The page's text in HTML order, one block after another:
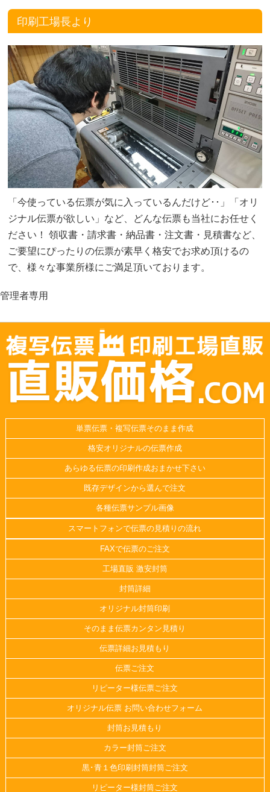
印刷工場長より
「今使っている伝票が気に入っているんだけど･･」「オリ
ジナル伝票が欲しい」など、どんな伝票も当社にお任せく
ださい！ 領収書・請求書・納品書・注文書・見積書など、
ご要望にぴったりの伝票が素早く格安でお求め頂けるの
で、様々な事業所様にご満足頂いております。
管理者専用
単票伝票・複写伝票そのまま作成
格安オリジナルの伝票作成
あらゆる伝票の印刷作成おまかせ下さい
既存デザインから選んで注文
各種伝票サンプル画像
スマートフォンで伝票の見積りの流れ
FAXで伝票のご注文
工場直販 激安封筒
封筒詳細
オリジナル封筒印刷
そのまま伝票カンタン見積り
伝票詳細お見積もり
伝票ご注文
リピーター様伝票ご注文
オリジナル伝票 お問い合わせフォーム
封筒お見積もり
カラー封筒ご注文
黒･青１色印刷封筒封筒ご注文
リピーター様封筒ご注文